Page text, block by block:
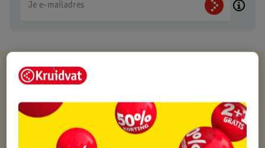
Je e-mailadres
Kruidvat is altijd voordelig
Gratis ophalen in de winkel
Op werkdagen voor 22:00 uur besteld, volgende dag in huis
Gratis thuisbezorgd vanaf 50.00
Gratis retourneren binnen 30 dagen